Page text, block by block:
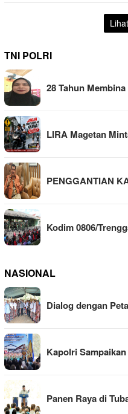
TNI POLRI
28 Tahun
LIRA Magetan
PENGGANTIAN
Kodim 0806/
NASIONAL
Dialog dengan
Kapolri
Panen Raya di